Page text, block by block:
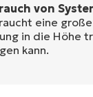
von
eine
in die Höhe
kann.